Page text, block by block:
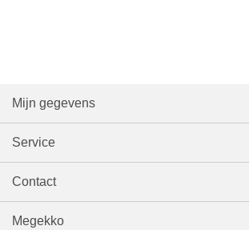
Mijn gegevens
Service
Contact
Megekko